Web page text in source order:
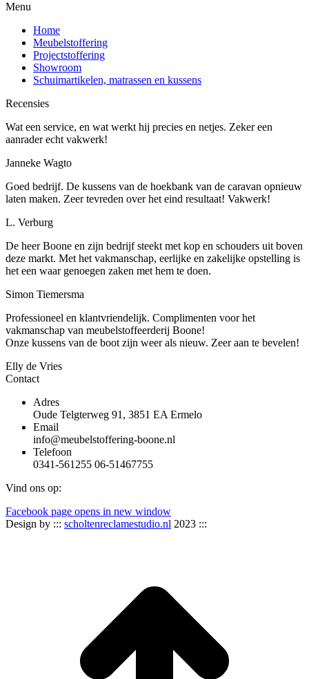
Menu
Home
Meubelstoffering
Projectstoffering
Showroom
Schuimartikelen, matrassen en kussens
Recensies
Wat een service, en wat werkt hij precies en netjes. Zeker een
aanrader echt vakwerk!
Janneke Wagto
Goed bedrijf. De kussens van de hoekbank van de caravan opnieuw
laten maken. Zeer tevreden over het eind resultaat! Vakwerk!
L. Verburg
De heer Boone en zijn bedrijf steekt met kop en schouders uit boven
deze markt. Met het vakmanschap, eerlijke en zakelijke opstelling is
het een waar genoegen zaken met hem te doen.
Simon Tiemersma
Professioneel en klantvriendelijk. Complimenten voor het
vakmanschap van meubelstoffeerderij Boone!
Onze kussens van de boot zijn weer als nieuw. Zeer aan te bevelen!
Elly de Vries
Contact
Adres
Oude Telgterweg 91, 3851 EA Ermelo
Email
info@meubelstoffering-boone.nl
Telefoon
0341-561255 06-51467755
Vind ons op:
Facebook page opens in new window
Design by ::: scholtenreclamestudio.nl 2023 :::